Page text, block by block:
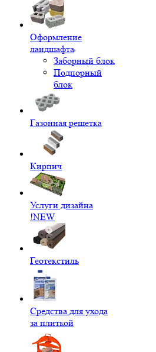
Оформление
ландшафта
Заборный блок
Подпорный
блок
Газонная решетка
Кирпич
Услуги дизайна
!NEW
Геотекстиль
Средства для ухода
за плиткой